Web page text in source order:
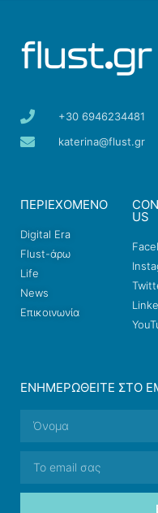
+30 6946234481
katerina@flust.gr
ΠΕΡΙΕΧΟΜΕΝΟ
Digital Era
Flust-άρω
Life
News
Επικοινωνία
US
ΕΝΗΜΕΡΩΘΕΊΤΕ ΣΤΟ